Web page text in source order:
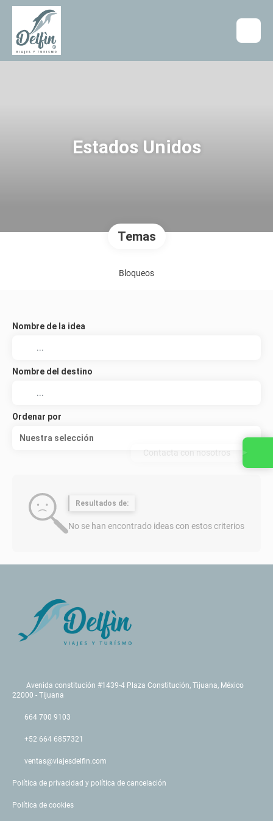
Estados Unidos
Temas
Bloqueos
Nombre de la idea
Nombre del destino
Ordenar por
Nuestra selección
Resultados de:
No se han encontrado ideas con estos criterios
Avenida constitución #1439-4 Plaza Constitución, Tijuana, México
22000 - Tijuana
664 700 9103
+52 664 6857321
ventas@viajesdelfin.com
Política de privacidad y política de cancelación
Política de cookies
Contacta con nosotros